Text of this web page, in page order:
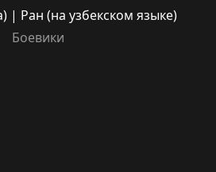
| Ран (на узбекском языке)
Боевики